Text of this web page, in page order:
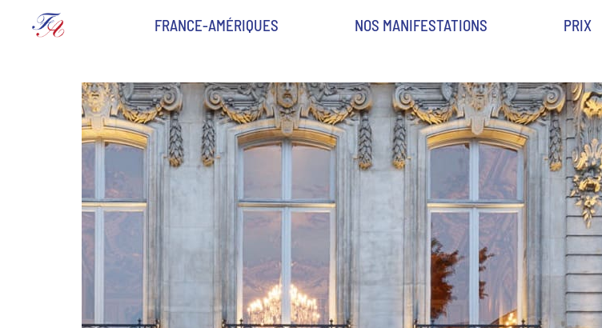
FRANCE-AMÉRIQUES NOS MANIFESTATIONS PRIX